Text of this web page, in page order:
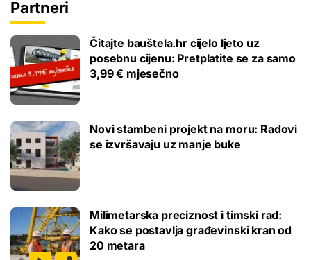
Partneri
Čitajte bauštela.hr cijelo ljeto uz
posebnu cijenu: Pretplatite se za samo
3,99 € mjesečno
Novi stambeni projekt na moru: Radovi
se izvršavaju uz manje buke
Milimetarska preciznost i timski rad:
Kako se postavlja građevinski kran od
20 metara